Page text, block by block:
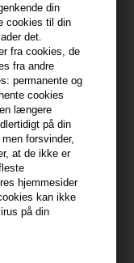
din
cookies til din
det.
fra cookies, de
fra andre
permanente og
cookies
længere
på din
forsvinder,
at de ikke er
hjemmesider
kan ikke
på din
denne vare -
Brown er en
brynene med